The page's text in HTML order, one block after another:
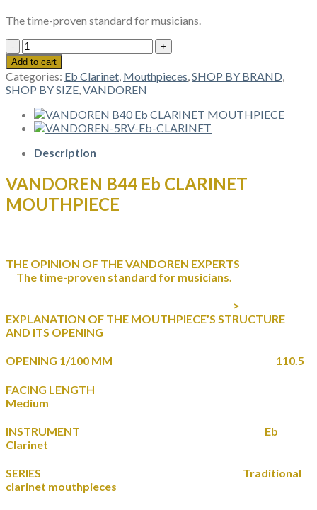
The time-proven standard for musicians.
VANDOREN
B44
Eb
CLARINET
MOUTHPIECE
quantity
Add to cart
Categories: Eb Clarinet, Mouthpieces,SHOP BY BRAND,
SHOP BY SIZE,VANDOREN
Description
VANDOREN B44 Eb CLARINET
MOUTHPIECE
THE OPINION OF THE VANDOREN EXPERTS
The time-proven standard for musicians.
>
EXPLANATION OF THE MOUTHPIECE’S STRUCTURE
AND ITS OPENING
OPENING 1/100 MM 110.5
FACING LENGTH
Medium
INSTRUMENT Eb
Clarinet
SERIES Traditional
clarinet mouthpieces